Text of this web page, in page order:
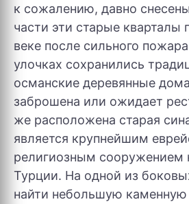
к сожалению, давно
части эти старые кварталы
веке после сильного
улочках сохранились
османские деревянные
заброшена или ожидает
же расположена старая
является крупнейшим
религиозным сооружением
Турции. На одной из
найти небольшую